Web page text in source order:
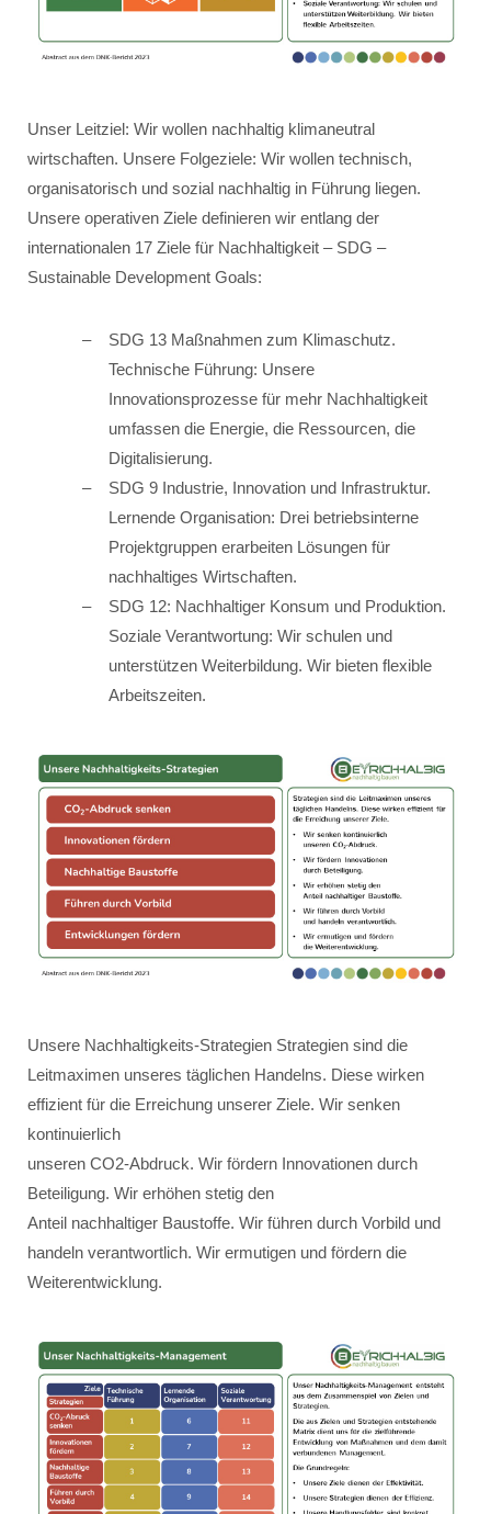
Unser Leitziel: Wir wollen nachhaltig klimaneutral
wirtschaften. Unsere Folgeziele: Wir wollen technisch,
organisatorisch und sozial nachhaltig in Führung liegen.
Unsere operativen Ziele definieren wir entlang der
internationalen 17 Ziele für Nachhaltigkeit – SDG –
Sustainable Development Goals:
SDG 13 Maßnahmen zum Klimaschutz.
Technische Führung: Unsere
Innovationsprozesse für mehr Nachhaltigkeit
umfassen die Energie, die Ressourcen, die
Digitalisierung.
SDG 9 Industrie, Innovation und Infrastruktur.
Lernende Organisation: Drei betriebsinterne
Projektgruppen erarbeiten Lösungen für
nachhaltiges Wirtschaften.
SDG 12: Nachhaltiger Konsum und Produktion.
Soziale Verantwortung: Wir schulen und
unterstützen Weiterbildung. Wir bieten flexible
Arbeitszeiten.
Unsere Nachhaltigkeits-Strategien Strategien sind die
Leitmaximen unseres täglichen Handelns. Diese wirken
effizient für die Erreichung unserer Ziele. Wir senken
kontinuierlich
unseren CO2-Abdruck. Wir fördern Innovationen durch
Beteiligung. Wir erhöhen stetig den
Anteil nachhaltiger Baustoffe. Wir führen durch Vorbild und
handeln verantwortlich. Wir ermutigen und fördern die
Weiterentwicklung.